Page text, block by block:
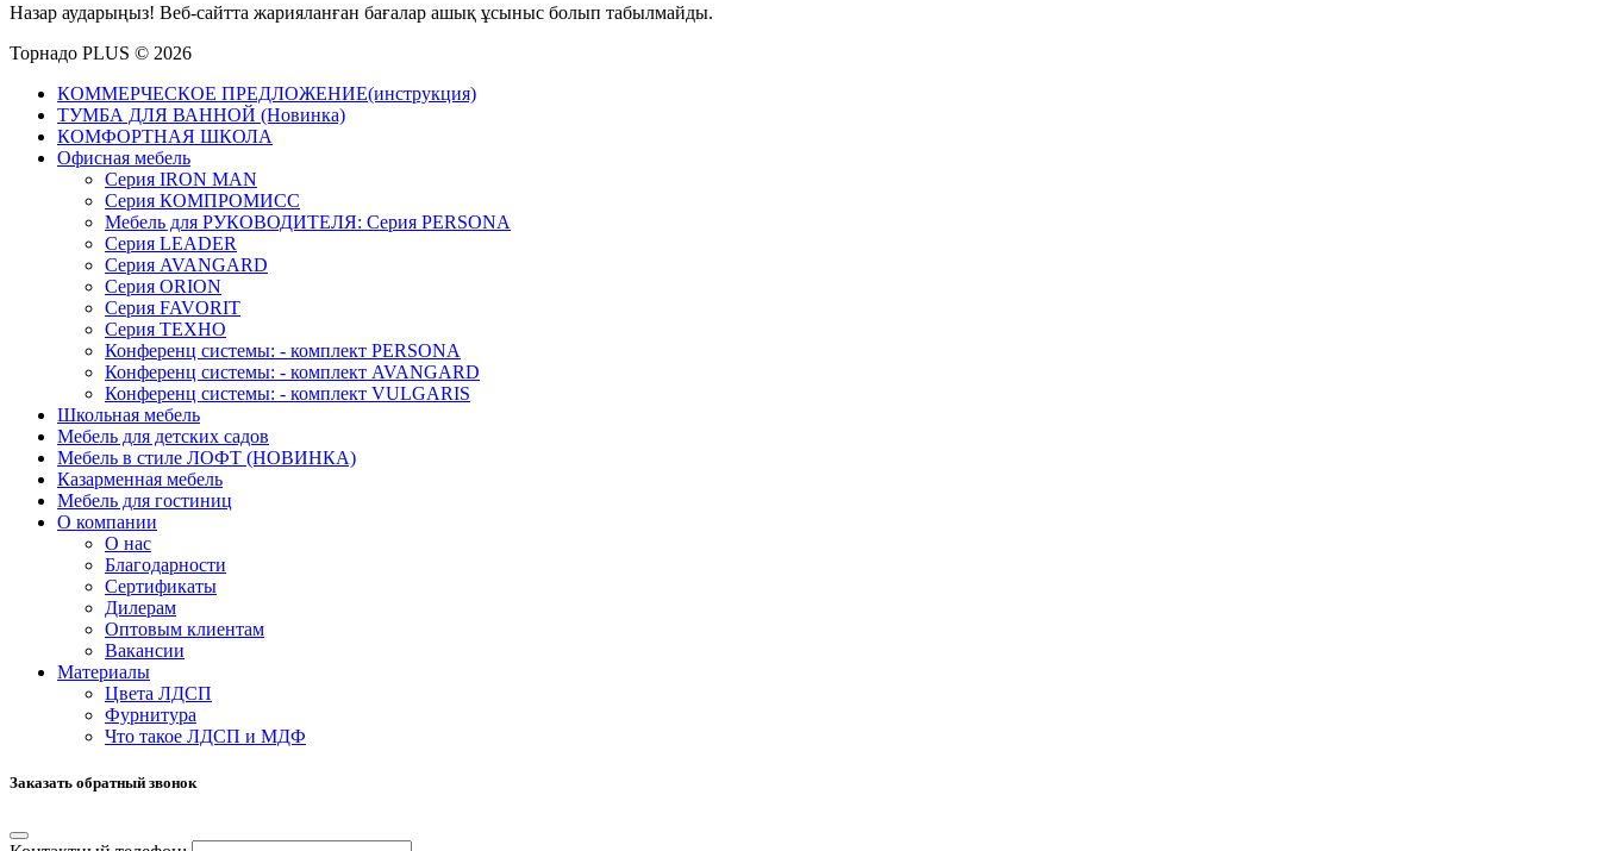
Назар аударыңыз! Веб-сайтта жарияланған бағалар ашық ұсыныс болып табылмайды.
Торнадо PLUS © 2026
КОММЕРЧЕСКОЕ ПРЕДЛОЖЕНИЕ(инструкция)
ТУМБА ДЛЯ ВАННОЙ (Новинка)
КОМФОРТНАЯ ШКОЛА
Офисная мебель
Серия IRON MAN
Серия КОМПРОМИСС
Мебель для РУКОВОДИТЕЛЯ: Серия PERSONA
Серия LEADER
Серия AVANGARD
Серия ORION
Серия FAVORIT
Серия ТЕХНО
Конференц системы: - комплект PERSONA
Конференц системы: - комплект AVANGARD
Конференц системы: - комплект VULGARIS
Школьная мебель
Мебель для детских садов
Мебель в стиле ЛОФТ (НОВИНКА)
Казарменная мебель
Мебель для гостиниц
О компании
О нас
Благодарности
Сертификаты
Дилерам
Оптовым клиентам
Вакансии
Материалы
Цвета ЛДСП
Фурнитура
Что такое ЛДСП и МДФ
Заказать обратный звонок